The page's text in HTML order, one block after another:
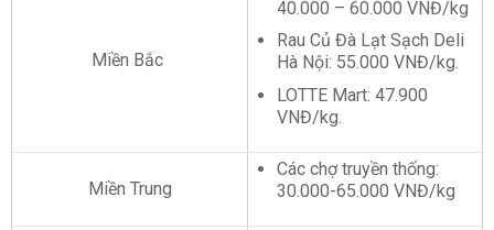
Miền Bắc
40.000 – 60.000 VNĐ/kg
Rau Củ Đà Lạt Sạch Deli
Hà Nội: 55.000 VNĐ/kg.
LOTTE Mart: 47.900
VNĐ/kg.
Miền Trung
Các chợ truyền thống:
30.000-65.000 VNĐ/kg